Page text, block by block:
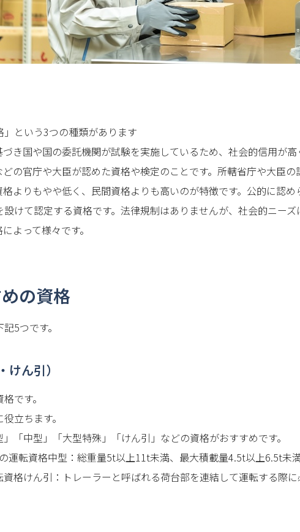
という3つの種類があります
き国や国の委託機関が試験を実施しているため、社会的信用が
の官庁や大臣が認めた資格や検定のことです。所轄省庁や大臣
よりもやや低く、民間資格よりも高いのが特徴です。公的に認
けて認定する資格です。法律規制はありませんが、社会的ニー
よって様々です。
の資格
5つです。
ん引）
です。
立ちます。
「中型」「大型特殊」「けん引」などの資格がおすすめです。
運転資格中型：総重量5t以上11t未満、最大積載量4.5t以上6.5t未
格けん引：トレーラーと呼ばれる荷台部を連結して運転する際